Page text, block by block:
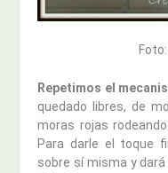
Foto:
Repetimos el
quedado libres, de
moras rojas
Para darle el toque
sobre sí misma y